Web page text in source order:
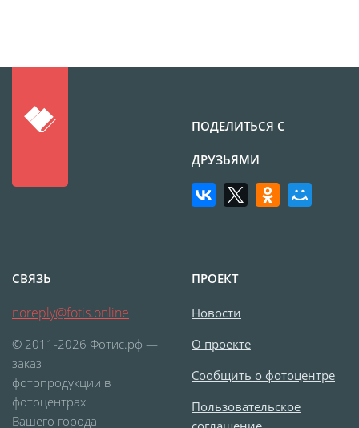
Фотодневник
Оживающие
Фото на пенокартоне в
Фотосветильники
Маска с принтом
Оживающие
фотографии
Оживающая футболка
ПОДЕЛИТЬСЯ С
ДРУЗЬЯМИ
СВЯЗЬ
noreply@fotis.online
© 2011-2026 Фотис.рф —
заказ
фотопродукции в
фотоцентрах
Вашего города
ПРОЕКТ
Новости
О проекте
Сообщить о фотоцентре
Пользовательское